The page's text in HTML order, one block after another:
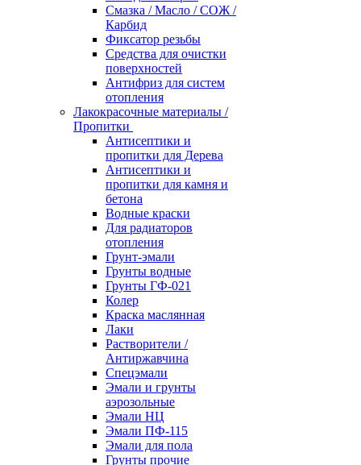
Смазка / Масло / СОЖ /
Карбид
Фиксатор резьбы
Средства для очистки
поверхностей
Антифриз для систем
отопления
Лакокрасочные материалы /
Пропитки
Антисептики и
пропитки для Дерева
Антисептики и
пропитки для камня и
бетона
Водные краски
Для радиаторов
отопления
Грунт-эмали
Грунты водные
Грунты ГФ-021
Колер
Краска маслянная
Лаки
Растворители /
Антиржавчина
Спецэмали
Эмали и грунты
аэрозольные
Эмали НЦ
Эмали ПФ-115
Эмали для пола
Грунты прочие